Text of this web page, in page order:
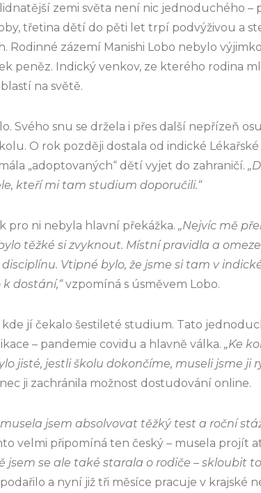
zemi světa není nic jednoduchého –
třetina dětí do pěti let trpí podvýživou a
Rodinné zázemí Manishi Lobo nebylo
peněz. Indický venkov, ze kterého rodina
na světě.
Svého snu se držela i přes další nepřízeň
O rok později dostala od indické
„adoptovaných“ dětí vyjet do zahraničí.
kteří mi tam studium doporučili.“
pro ni nebyla hlavní překážka. „Nejvíc mě
těžké si zvyknout. Místní pravidla a
Vtipné bylo, že jsme si tam v
dostání,“vzpomíná s úsměvem Lobo.
kde jí čekalo šestileté studium. Tato
– pandemie covidu a hlavně válka. „Ke
jisté, jestli školu dokončíme, museli jsme ji
ji zachránila možnost dostudování online.
jsem absolvovat těžký test a roční
velmi připomíná ten český – musela projít
jsem se ale také starala o rodiče – skloubit
a nyní již tři měsíce pracuje v krajské